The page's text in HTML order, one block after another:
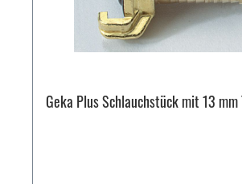
Geka Plus Schlauchstück mit 13 mm